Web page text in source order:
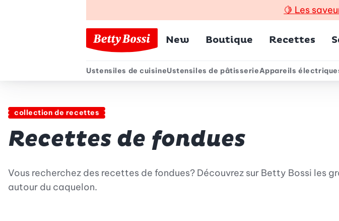
🍋 Les
Menu principal
New Boutique Recettes
Menu secondaire
Ustensiles de cuisineUstensiles de pâtisserieAppareils
collection de recettes
Recettes de fondues
Vous recherchez des recettes de fondues? Découvrez sur Betty Bossi les
autour du caquelon.